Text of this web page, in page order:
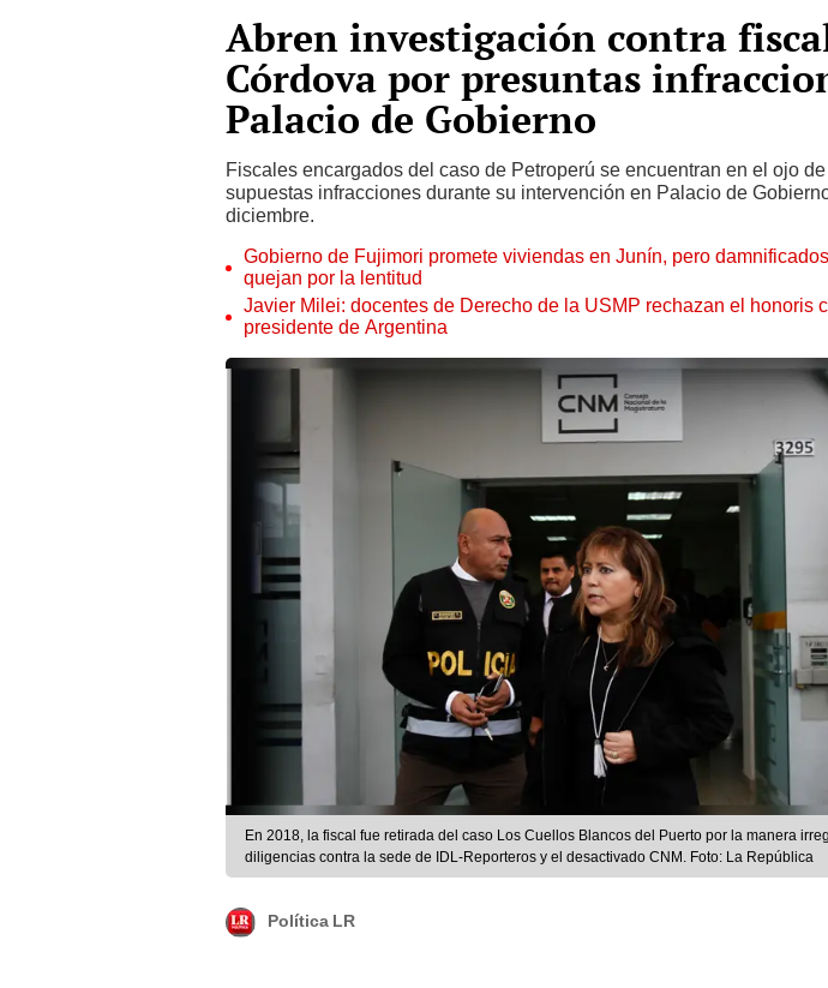
Abren investigación contra
Córdova por presuntas
Palacio de Gobierno
Fiscales encargados del caso de Petroperú se encuentran en el ojo
supuestas infracciones durante su intervención en Palacio de
diciembre.
Gobierno de Fujimori promete viviendas en Junín, pero
quejan por la lentitud
Javier Milei: docentes de Derecho de la USMP rechazan el honoris
presidente de Argentina
En 2018, la fiscal fue retirada del caso Los Cuellos Blancos del Puerto por la manera
diligencias contra la sede de IDL-Reporteros y el desactivado CNM. Foto: La República
Política LR